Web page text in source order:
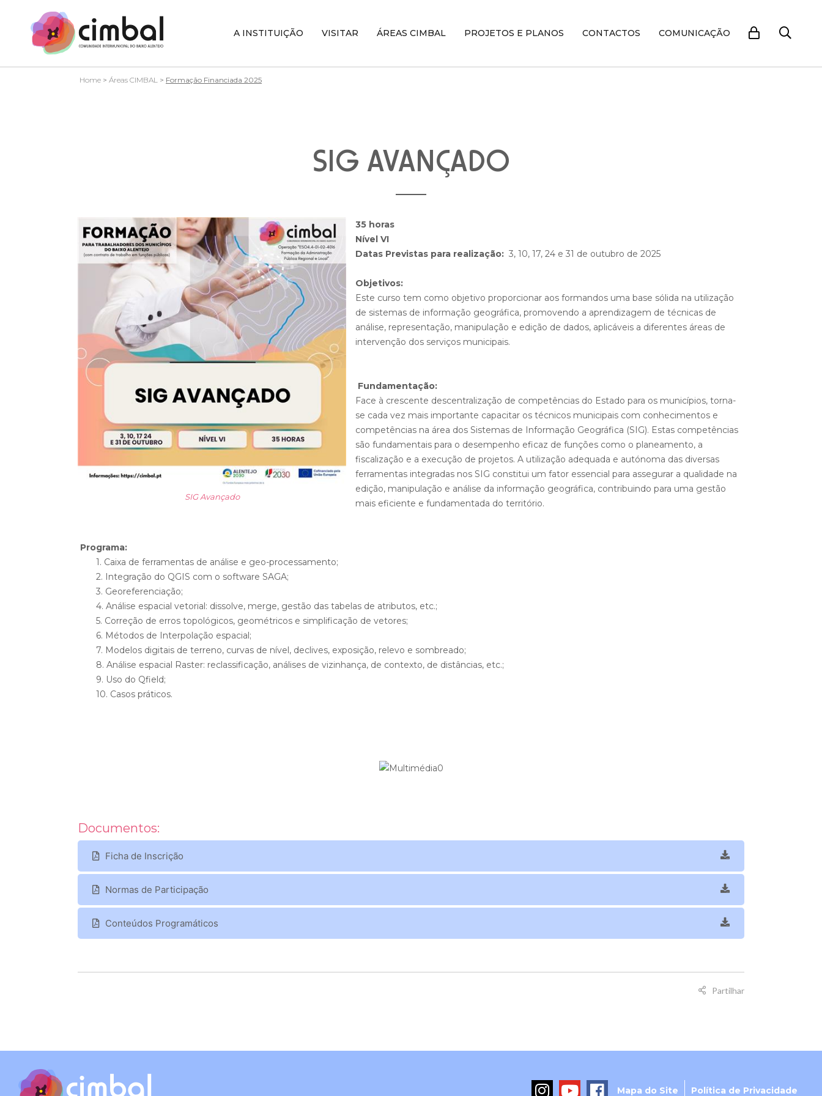
A INSTITUIÇÃO VISITAR ÁREAS CIMBAL PROJETOS E PLANOS CONTACTOS COMUNICAÇÃO
Home > Áreas CIMBAL > Formação Financiada 2025
SIG AVANÇADO
SIG Avançado
35 horas
Nível VI
Datas Previstas para realização:3, 10, 17, 24 e 31 de outubro de 2025
Objetivos:
Este curso tem como objetivo proporcionar aos formandos uma base sólida na utilização
de sistemas de informação geográfica, promovendo a aprendizagem de técnicas de
análise, representação, manipulação e edição de dados, aplicáveis a diferentes áreas de
intervenção dos serviços municipais.
Fundamentação:
Face à crescente descentralização de competências do Estado para os municípios, torna-
se cada vez mais importante capacitar os técnicos municipais com conhecimentos e
competências na área dos Sistemas de Informação Geográfica (SIG). Estas competências
são fundamentais para o desempenho eficaz de funções como o planeamento, a
fiscalização e a execução de projetos. A utilização adequada e autónoma das diversas
ferramentas integradas nos SIG constitui um fator essencial para assegurar a qualidade na
edição, manipulação e análise da informação geográfica, contribuindo para uma gestão
mais eficiente e fundamentada do território.
Programa:
1. Caixa de ferramentas de análise e geo-processamento;
2. Integração do QGIS com o software SAGA;
3. Georeferenciação;
4. Análise espacial vetorial: dissolve, merge, gestão das tabelas de atributos, etc.;
5. Correção de erros topológicos, geométricos e simplificação de vetores;
6. Métodos de Interpolação espacial;
7. Modelos digitais de terreno, curvas de nível, declives, exposição, relevo e sombreado;
8. Análise espacial Raster: reclassificação, análises de vizinhança, de contexto, de distâncias, etc.;
9. Uso do Qfield;
10. Casos práticos.
Documentos:
Ficha de Inscrição
Normas de Participação
Conteúdos Programáticos
Partilhar
Mapa do Site Política de Privacidade